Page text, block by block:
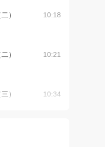
）
10:18
）
10:21
）
10:34